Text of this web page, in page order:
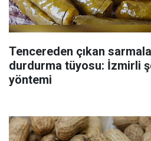
Tencereden çıkan
durdurma tüyosu: İzmirli
yöntemi